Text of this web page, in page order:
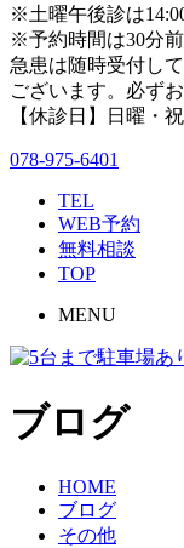
※土曜午後診は
※予約時間は30分
急患は随時受付し
ございます。必ず
【休診日】日曜・
078-975-6401
TEL
WEB予約
無料相談
TOP
MENU
ブログ
HOME
ブログ
その他